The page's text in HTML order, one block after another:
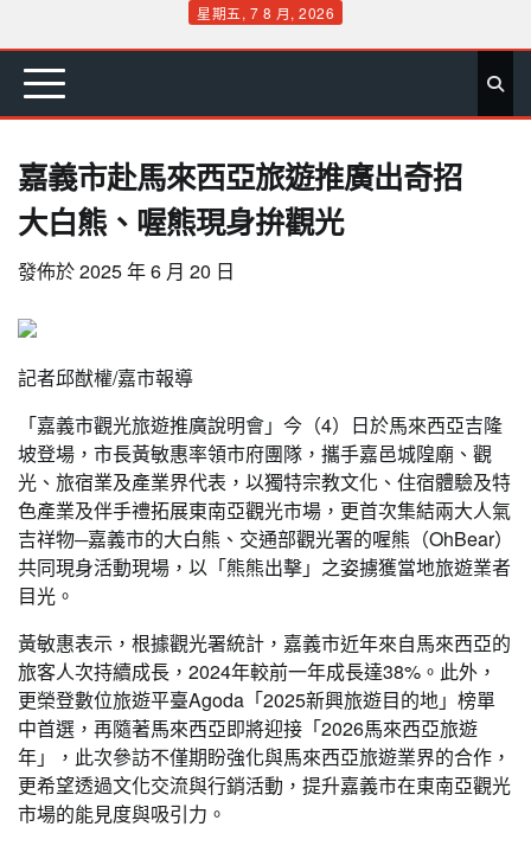
content
星期五, 7 8 月, 2026
首 要 娛 生 社 文 公 運 旅 政 地 專
嘉義市赴馬來西亞旅遊推廣出奇招
大白熊、喔熊現身拚觀光
發佈於2025 年 6 月 20 日
記者邱猷權/嘉市報導
「嘉義市觀光旅遊推廣說明會」今（4）日於馬來西亞吉隆
坡登場，市長黃敏惠率領市府團隊，攜手嘉邑城隍廟、觀
光、旅宿業及產業界代表，以獨特宗教文化、住宿體驗及特
色產業及伴手禮拓展東南亞觀光市場，更首次集結兩大人氣
吉祥物─嘉義市的大白熊、交通部觀光署的喔熊（OhBear）
共同現身活動現場，以「熊熊出擊」之姿擄獲當地旅遊業者
目光。
黃敏惠表示，根據觀光署統計，嘉義市近年來自馬來西亞的
旅客人次持續成長，2024年較前一年成長達38%。此外，
更榮登數位旅遊平臺Agoda「2025新興旅遊目的地」榜單
中首選，再隨著馬來西亞即將迎接「2026馬來西亞旅遊
年」，此次參訪不僅期盼強化與馬來西亞旅遊業界的合作，
更希望透過文化交流與行銷活動，提升嘉義市在東南亞觀光
市場的能見度與吸引力。